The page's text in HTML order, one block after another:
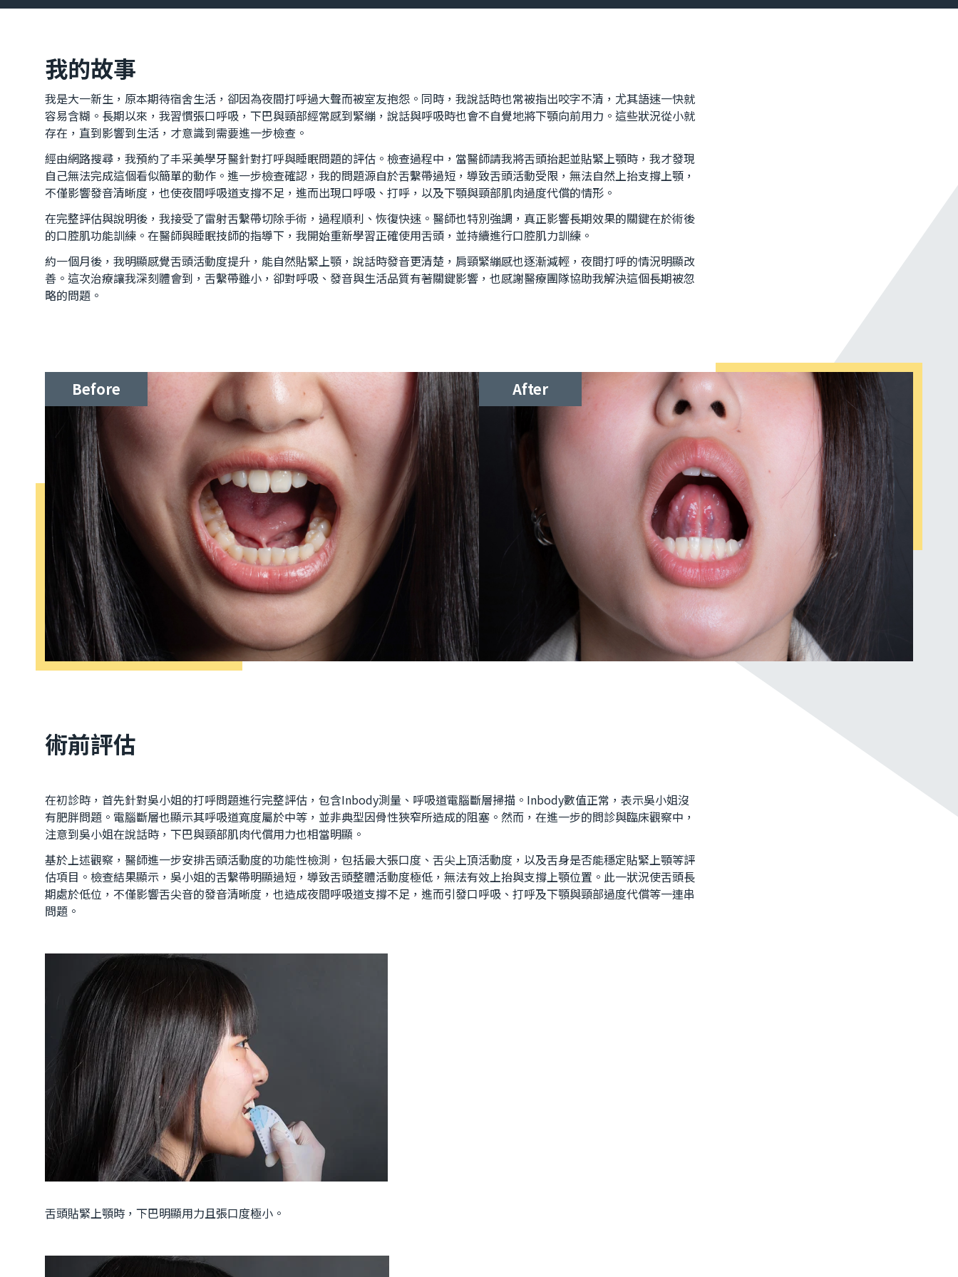
我的故事
我是大一新生，原本期待宿舍生活，卻因為夜間打呼過大聲而被室友抱怨。同時，我說話時也常被指出咬字不清，尤其語速一快就
容易含糊。長期以來，我習慣張口呼吸，下巴與頸部經常感到緊繃，說話與呼吸時也會不自覺地將下顎向前用力。這些狀況從小就
存在，直到影響到生活，才意識到需要進一步檢查。
經由網路搜尋，我預約了丰采美學牙醫針對打呼與睡眠問題的評估。檢查過程中，當醫師請我將舌頭抬起並貼緊上顎時，我才發現
自己無法完成這個看似簡單的動作。進一步檢查確認，我的問題源自於舌繫帶過短，導致舌頭活動受限，無法自然上抬支撐上顎，
不僅影響發音清晰度，也使夜間呼吸道支撐不足，進而出現口呼吸、打呼，以及下顎與頸部肌肉過度代償的情形。
在完整評估與說明後，我接受了雷射舌繫帶切除手術，過程順利、恢復快速。醫師也特別強調，真正影響長期效果的關鍵在於術後
的口腔肌功能訓練。在醫師與睡眠技師的指導下，我開始重新學習正確使用舌頭，並持續進行口腔肌力訓練。
約一個月後，我明顯感覺舌頭活動度提升，能自然貼緊上顎，說話時發音更清楚，肩頸緊繃感也逐漸減輕，夜間打呼的情況明顯改
善。這次治療讓我深刻體會到，舌繫帶雖小，卻對呼吸、發音與生活品質有著關鍵影響，也感謝醫療團隊協助我解決這個長期被忽
略的問題。
Before After
術前評估
在初診時，首先針對吳小姐的打呼問題進行完整評估，包含Inbody測量、呼吸道電腦斷層掃描。Inbody數值正常，表示吳小姐沒
有肥胖問題。電腦斷層也顯示其呼吸道寬度屬於中等，並非典型因骨性狹窄所造成的阻塞。然而，在進一步的問診與臨床觀察中，
注意到吳小姐在說話時，下巴與頸部肌肉代償用力也相當明顯。
基於上述觀察，醫師進一步安排舌頭活動度的功能性檢測，包括最大張口度、舌尖上頂活動度，以及舌身是否能穩定貼緊上顎等評
估項目。檢查結果顯示，吳小姐的舌繫帶明顯過短，導致舌頭整體活動度極低，無法有效上抬與支撐上顎位置。此一狀況使舌頭長
期處於低位，不僅影響舌尖音的發音清晰度，也造成夜間呼吸道支撐不足，進而引發口呼吸、打呼及下顎與頸部過度代償等一連串
問題。
舌頭貼緊上顎時，下巴明顯用力且張口度極小。